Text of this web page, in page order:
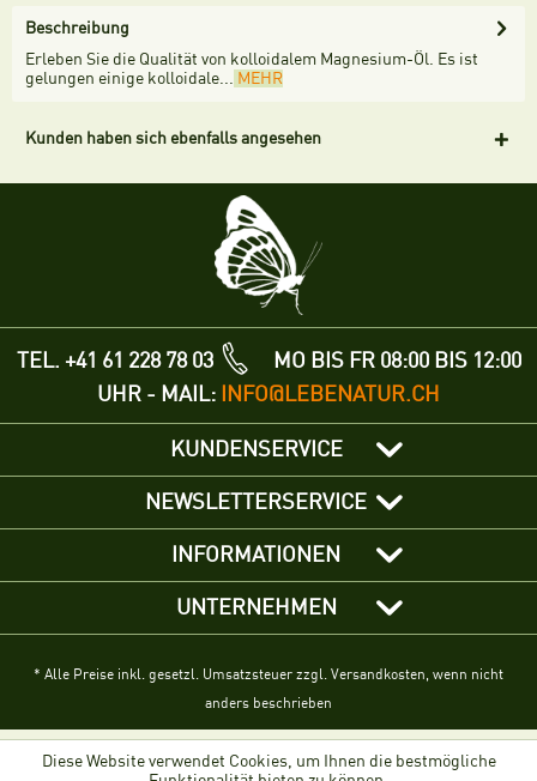
Beschreibung
Erleben Sie die Qualität von kolloidalem Magnesium-Öl. Es ist
gelungen einige kolloidale... MEHR
Kunden haben sich ebenfalls angesehen
TEL. +41 61 228 78 03
MO BIS FR 08:00 BIS 12:00
UHR - MAIL: INFO@LEBENATUR.CH
KUNDENSERVICE
NEWSLETTERSERVICE
INFORMATIONEN
UNTERNEHMEN
* Alle Preise inkl. gesetzl. Umsatzsteuer zzgl. Versandkosten, wenn nicht
anders beschrieben
Diese Website verwendet Cookies, um Ihnen die bestmögliche